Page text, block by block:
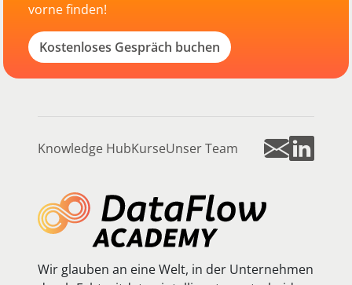
vorne finden!
Kostenloses Gespräch buchen
Knowledge HubKurseUnser Team
Wir glauben an eine Welt, in der Unternehmen